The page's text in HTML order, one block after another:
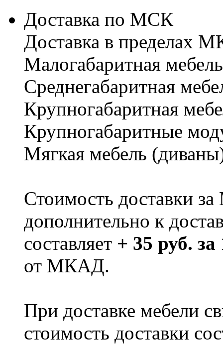
Доставка по МСК
Доставка в пределах
Малогабаритная
Cреднегабаритная
Крупногабаритная
Крупногабаритные
Мягкая мебель
Стоимость доставки
дополнительно к
составляет + 35 руб.
от МКАД.
При доставке мебели
стоимость доставки